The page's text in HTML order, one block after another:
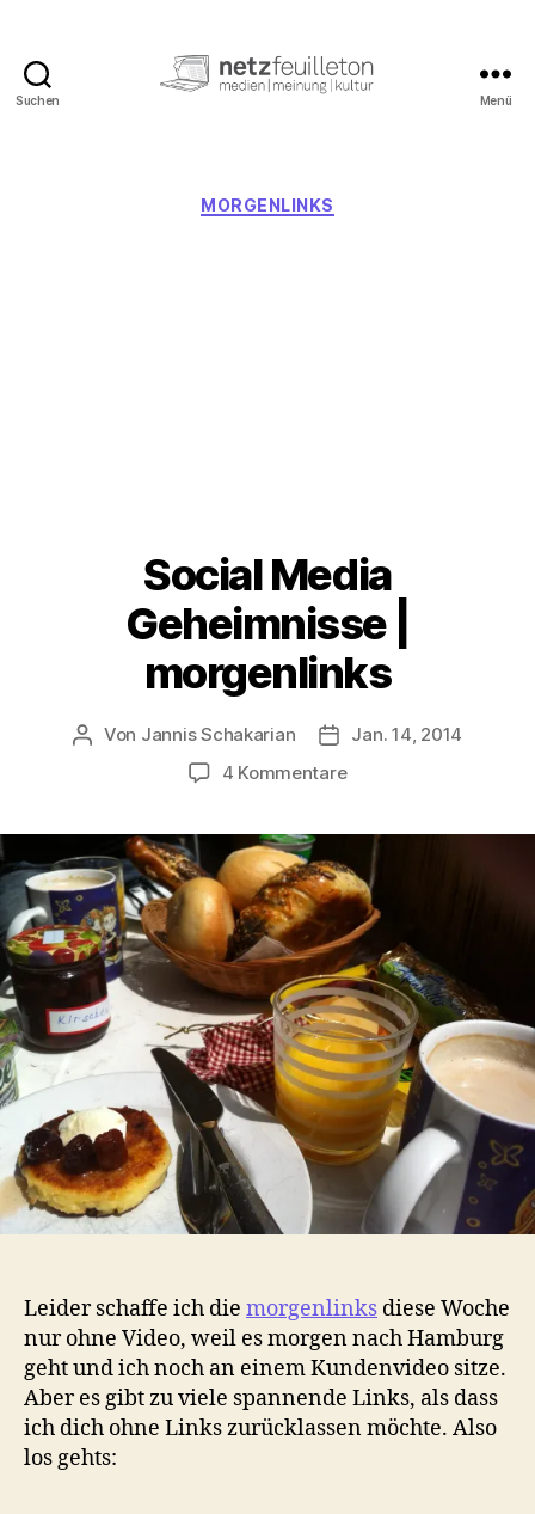
Suchen Menü
Kategorien
MORGENLINKS
Social Media
Geheimnisse |
morgenlinks
Beitragsautor
Von Jannis Schakarian
Jan. 14, 2014
4 Kommentarezu
Geheimnisse
|
morgenlinks
Leider schaffe ich die morgenlinks diese Woche
nur ohne Video, weil es morgen nach Hamburg
geht und ich noch an einem Kundenvideo sitze.
Aber es gibt zu viele spannende Links, als dass
ich dich ohne Links zurücklassen möchte. Also
los gehts: